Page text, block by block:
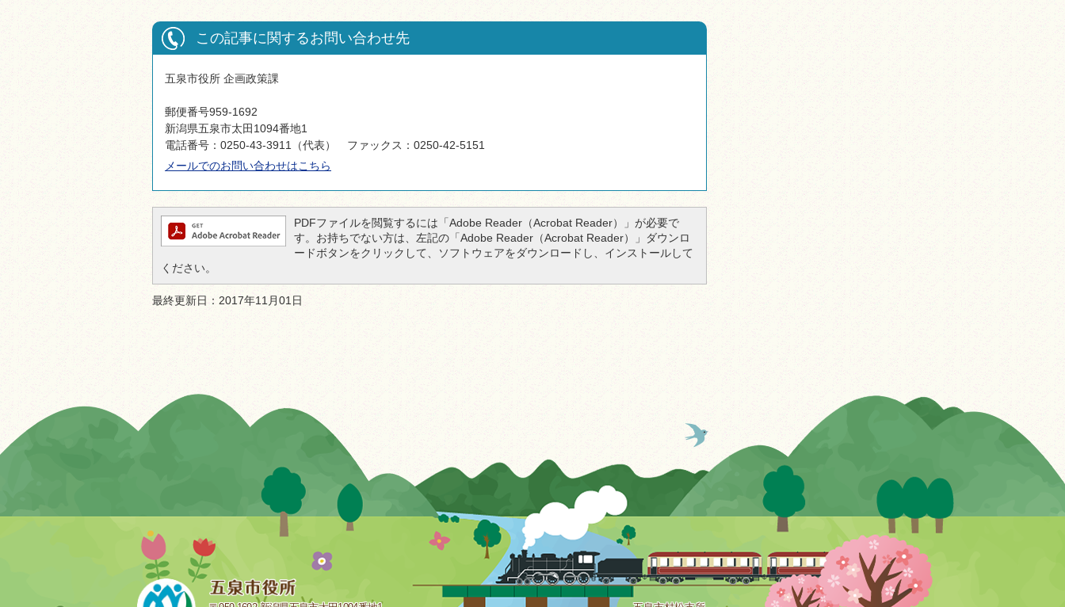
この記事に関するお問い合わせ先
五泉市役所 企画政策課
郵便番号959-1692
新潟県五泉市太田1094番地1
電話番号：0250-43-3911（代表） ファックス：0250-42-5151
メールでのお問い合わせはこちら
PDFファイルを閲覧するには「Adobe Reader（Acrobat Reader）」が必要で
す。お持ちでない方は、左記の「Adobe Reader（Acrobat Reader）」ダウンロ
ードボタンをクリックして、ソフトウェアをダウンロードし、インストールして
ください。
最終更新日：2017年11月01日